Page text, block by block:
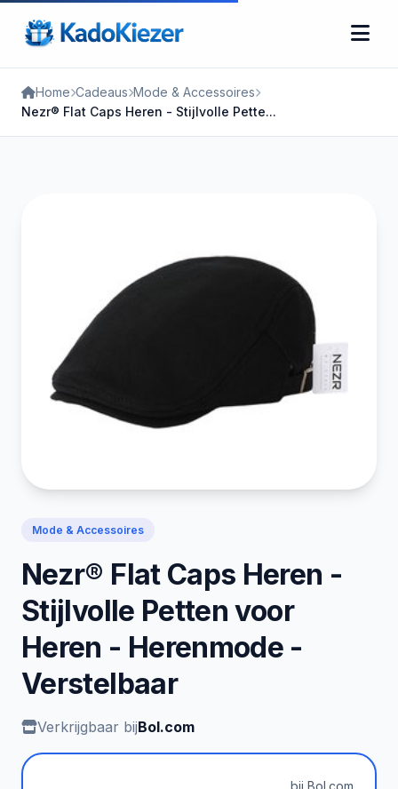
Home Cadeaus Mode & Accessoires
Nezr® Flat Caps Heren - Stijlvolle Pette...
Mode & Accessoires
Nezr® Flat Caps Heren -
Stijlvolle Petten voor
Heren - Herenmode -
Verstelbaar
Verkrijgbaar bijBol.com